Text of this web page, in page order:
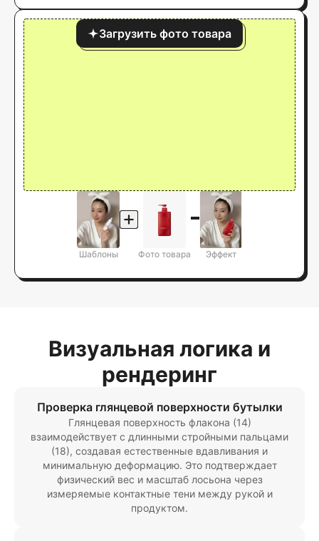
Загрузить фото товара
Шаблоны Фото товара Эффект
Визуальная логика и
рендеринг
Проверка глянцевой поверхности бутылки
Глянцевая поверхность флакона (14)
взаимодействует с длинными стройными пальцами
(18), создавая естественные вдавливания и
минимальную деформацию. Это подтверждает
физический вес и масштаб лосьона через
измеряемые контактные тени между рукой и
продуктом.